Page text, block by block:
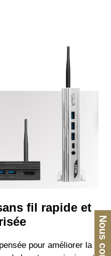
fil rapide et
pour améliorer la